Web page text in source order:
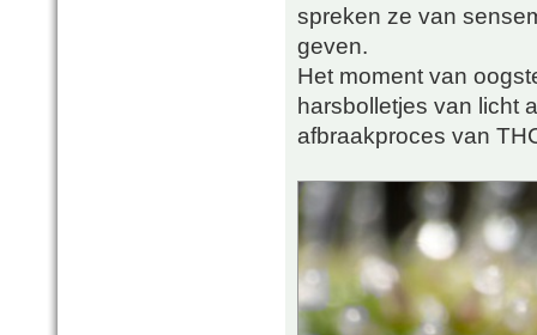
spreken ze van
geven.
Het moment van
harsbolletjes van licht
afbraakproces van